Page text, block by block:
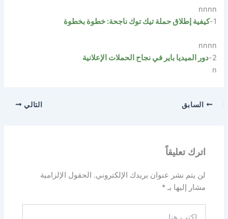
nnnn
1- كيفية إطلاق حملة تيك توك ناجحة: خطوة بخطوة
nnnn
2- دور الميديا باير في نجاح الحملات الإعلانية
n
السابق التالي
اترك تعليقاً
لن يتم نشر عنوان بريدك الإلكتروني. الحقول الإلزامية
مشار إليها بـ*